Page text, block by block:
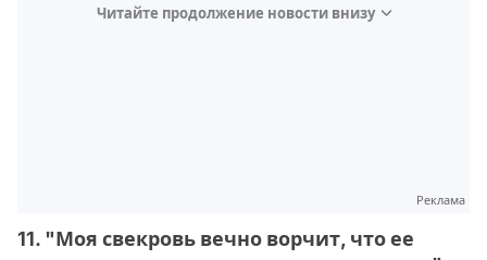
Читайте продолжение новости внизу
Реклама
11. "Моя свекровь вечно ворчит, что ее